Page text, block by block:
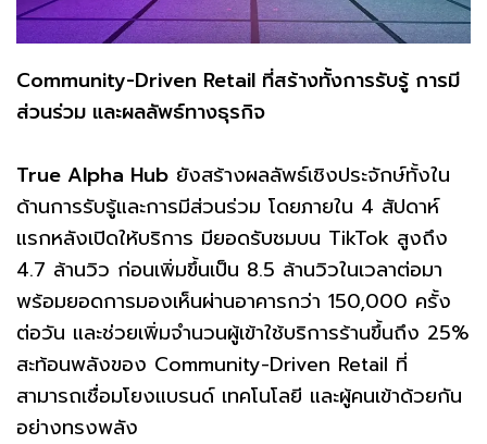
Community-Driven Retail ที่สร้างทั้งการรับรู้ การมี
ส่วนร่วม และผลลัพธ์ทางธุรกิจ
True Alpha Hub ยังสร้างผลลัพธ์เชิงประจักษ์ทั้งใน
ด้านการรับรู้และการมีส่วนร่วม โดยภายใน 4 สัปดาห์
แรกหลังเปิดให้บริการ มียอดรับชมบน TikTok สูงถึง
4.7 ล้านวิว ก่อนเพิ่มขึ้นเป็น 8.5 ล้านวิวในเวลาต่อมา
พร้อมยอดการมองเห็นผ่านอาคารกว่า 150,000 ครั้ง
ต่อวัน และช่วยเพิ่มจำนวนผู้เข้าใช้บริการร้านขึ้นถึง 25%
สะท้อนพลังของ Community-Driven Retail ที่
สามารถเชื่อมโยงแบรนด์ เทคโนโลยี และผู้คนเข้าด้วยกัน
อย่างทรงพลัง